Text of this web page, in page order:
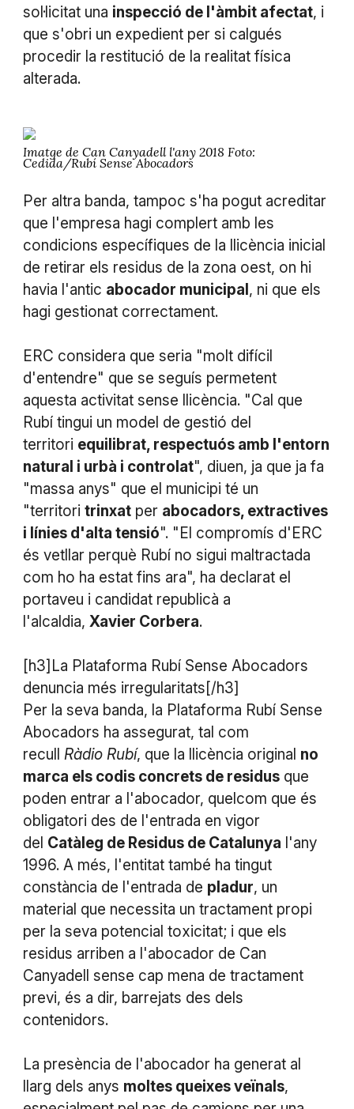
sol·licitat una inspecció de l'àmbit afectat, i
que s'obri un expedient per si calgués
procedir la restitució de la realitat física
alterada.
Imatge de Can Canyadell l'any 2018 Foto:
Cedida/Rubí Sense Abocadors
Per altra banda, tampoc s'ha pogut acreditar
que l'empresa hagi complert amb les
condicions específiques de la llicència inicial
de retirar els residus de la zona oest, on hi
havia l'antic abocador municipal , ni que els
hagi gestionat correctament.
ERC considera que seria "molt difícil
d'entendre" que se seguís permetent
aquesta activitat sense llicència. "Cal que
Rubí tingui un model de gestió del
territori equilibrat, respectuós amb l'entorn
natural i urbà i controlat", diuen, ja que ja fa
"massa anys" que el municipi té un
"territori trinxatper abocadors, extractives
i línies d'alta tensió". "El compromís d'ERC
és vetllar perquè Rubí no sigui maltractada
com ho ha estat fins ara", ha declarat el
portaveu i candidat republicà a
l'alcaldia, Xavier Corbera.
[h3]La Plataforma Rubí Sense Abocadors
denuncia més irregularitats[/h3]
Per la seva banda, la Plataforma Rubí Sense
Abocadors ha assegurat, tal com
recull Ràdio Rubí, que la llicència original no
marca els codis concrets de residusque
poden entrar a l'abocador, quelcom que és
obligatori des de l'entrada en vigor
del Catàleg de Residus de Catalunya l'any
1996. A més, l'entitat també ha tingut
constància de l'entrada de pladur, un
material que necessita un tractament propi
per la seva potencial toxicitat; i que els
residus arriben a l'abocador de Can
Canyadell sense cap mena de tractament
previ, és a dir, barrejats des dels
contenidors.
La presència de l'abocador ha generat al
llarg dels anys moltes queixes veïnals,